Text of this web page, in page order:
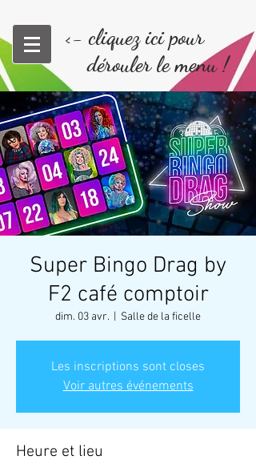
<- cliquez ici pour
dérouler le menu !
Super Bingo Drag by
F2 café comptoir
dim. 03 avr. Salle de la ficelle
Les inscriptions sont closes
Voir autres événements
Heure et lieu